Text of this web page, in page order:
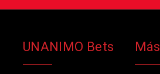
UNANIMO Bets Más